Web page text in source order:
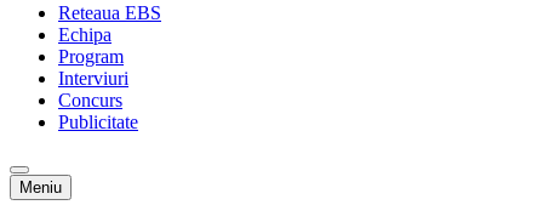
Reteaua EBS
Echipa
Program
Interviuri
Concurs
Publicitate
Meniu